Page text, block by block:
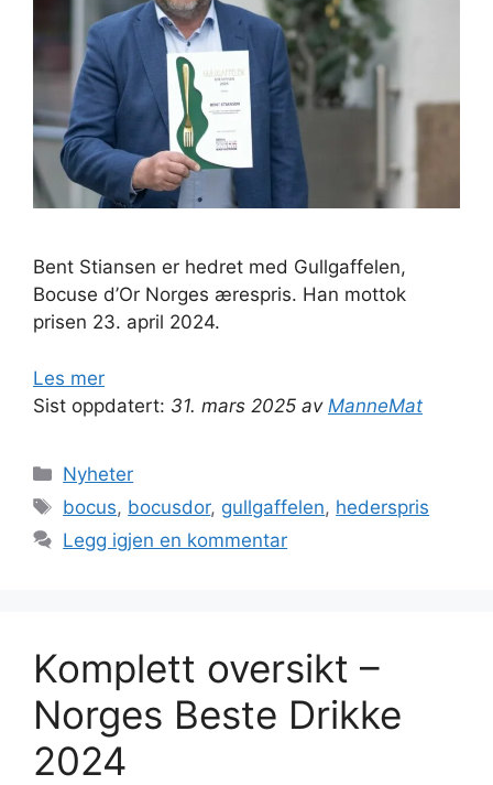
Bent Stiansen er hedret med Gullgaffelen,
Bocuse d’Or Norges ærespris. Han mottok
prisen 23. april 2024.
Les mer
Sist oppdatert: 31. mars 2025 av ManneMat
Kategorier
Nyheter
Stikkord
bocus, bocusdor, gullgaffelen, hederspris
Legg igjen en kommentar
Komplett oversikt –
Norges Beste Drikke
2024